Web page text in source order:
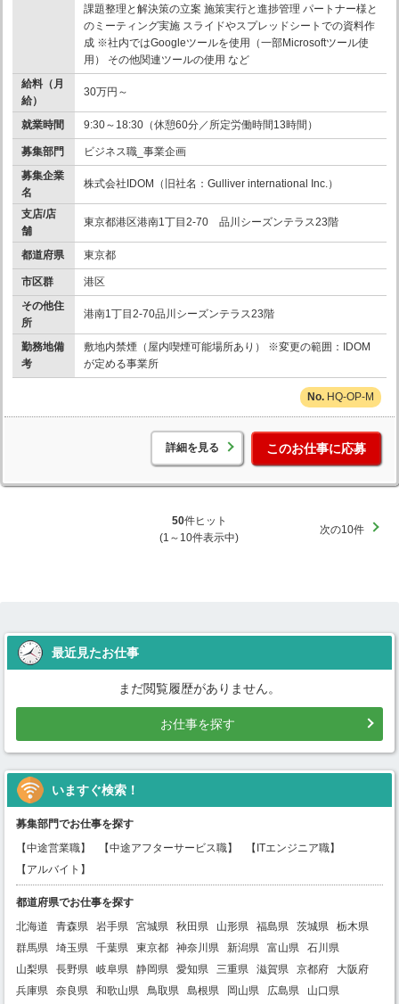
課題整理と解決策の立案 施策実行と進捗管理 パートナー様と
のミーティング実施 スライドやスプレッドシートでの資料作
成 ※社内ではGoogleツールを使用（一部Microsoftツール使
用） その他関連ツールの使用 など
給料（月
給）
30万円～
就業時間 9:30～18:30（休憩60分／所定労働時間13時間）
募集部門
ビジネス職_事業企画
募集企業
名
株式会社IDOM（旧社名：Gulliver international Inc.）
支店/店
舗
東京都港区港南1丁目2-70 品川シーズンテラス23階
都道府県 東京都
市区群
港区
その他住
所
港南1丁目2-70品川シーズンテラス23階
勤務地備
考
敷地内禁煙（屋内喫煙可能場所あり） ※変更の範囲：IDOM
が定める事業所
HQ-OP-M
詳細を見る このお仕事に応募
50件ヒット
(1～10件表示中)
次の10件
最近見たお仕事
まだ閲覧履歴がありません。
お仕事を探す
いますぐ検索！
募集部門でお仕事を探す
【中途営業職】
【中途アフターサービス職】
【ITエンジニア職】
【アルバイト】
都道府県でお仕事を探す
北海道
青森県 岩手県 宮城県 秋田県 山形県 福島県 茨城県
栃木県
群馬県
埼玉県 千葉県 東京都 神奈川県 新潟県 富山県
石川県
山梨県
長野県 岐阜県 静岡県 愛知県 三重県 滋賀県 京都府
大阪府
兵庫県
奈良県 和歌山県 鳥取県 島根県 岡山県 広島県 山口県